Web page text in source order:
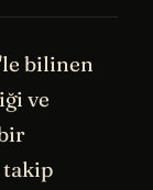
bilinen
ve
takip